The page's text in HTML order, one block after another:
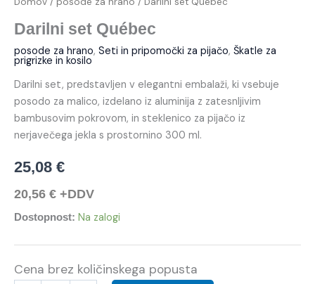
Darilni set Québec
posode za hrano, Seti in pripomočki za pijačo, Škatle za
prigrizke in kosilo
Darilni set, predstavljen v elegantni embalaži, ki vsebuje
posodo za malico, izdelano iz aluminija z zatesnljivim
bambusovim pokrovom, in steklenico za pijačo iz
nerjavečega jekla s prostornino 300 ml.
25,08 €
20,56 € +DDV
Dostopnost: Na zalogi
Cena brez količinskega popusta